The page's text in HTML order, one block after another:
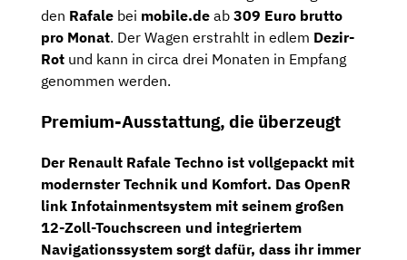
den Rafale bei mobile.de ab 309 Euro brutto
pro Monat. Der Wagen erstrahlt in edlem Dezir-
Rot und kann in circa drei Monaten in Empfang
genommen werden.
Premium-Ausstattung, die überzeugt
Der Renault Rafale Techno ist vollgepackt mit
modernster Technik und Komfort. Das OpenR
link Infotainmentsystem mit seinem großen
12-Zoll-Touchscreen und integriertem
Navigationssystem sorgt dafür, dass ihr immer